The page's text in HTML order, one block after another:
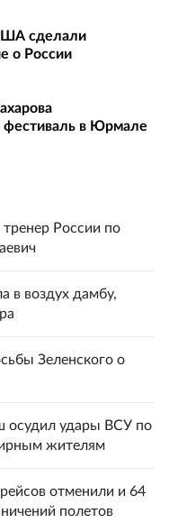
сделали
о России
фестиваль в Юрмале
России по
в воздух дамбу,
Зеленского о
осудил удары ВСУ по
жителям
отменили и 64
полетов